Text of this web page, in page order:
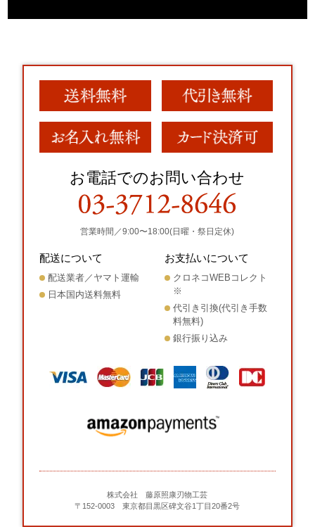
お電話でのお問い合わせ
営業時間／9:00〜18:00(日曜・祭日定休)
配送について
配送業者／ヤマト運輸
日本国内送料無料
お支払いについて
クロネコWEBコレクト
※
代引き引換(代引き手数
料無料)
銀行振り込み
株式会社 藤原照康刃物工芸
〒152-0003 東京都目黒区碑文谷1丁目20番2号